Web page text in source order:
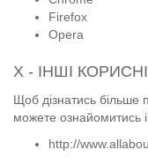
Firefox
Opera
X - ІНШІ
Щоб дізнатись більше
можете ознайомитись
http://